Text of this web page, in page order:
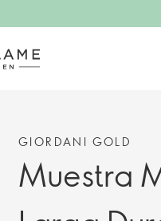
GIORDANI GOLD
Muestra